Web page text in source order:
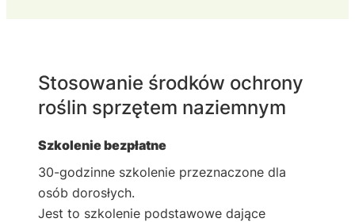
Stosowanie środków ochrony
roślin sprzętem naziemnym
Szkolenie bezpłatne
30-godzinne szkolenie przeznaczone dla
osób dorosłych.
Jest to szkolenie podstawowe dające